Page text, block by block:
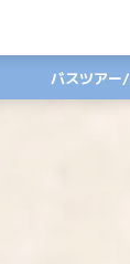
バスツアー/